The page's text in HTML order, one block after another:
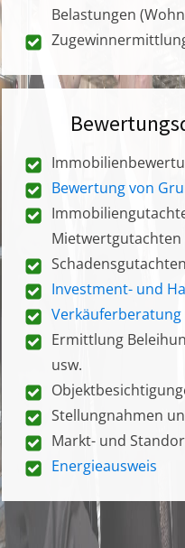
Belastungen
Bewertung von
Mietwertgutachten
Schadensgutachten
Investment- und
Verkäuferberatung
Ermittlung
usw.
Stellungnahmen
Markt- und
Energieausweis